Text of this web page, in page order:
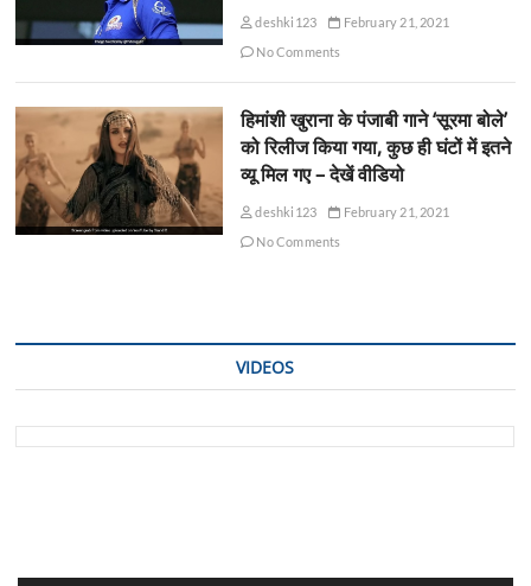
deshki123
February 21, 2021
No Comments
हिमांशी खुराना के पंजाबी गाने ‘सूरमा बोले’
को रिलीज किया गया, कुछ ही घंटों में इतने
व्यू मिल गए – देखें वीडियो
deshki123
February 21, 2021
No Comments
VIDEOS